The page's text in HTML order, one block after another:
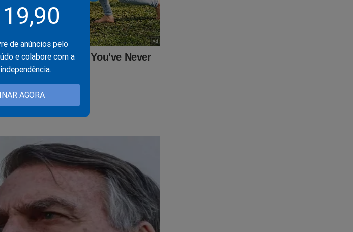
de anúncios pelo
e colabore com a
AGORA
dos globalistas e o fim da farsa
cima de Gilmar
podcasts dos EUA detona Moraes